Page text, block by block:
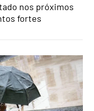
nos próximos
fortes